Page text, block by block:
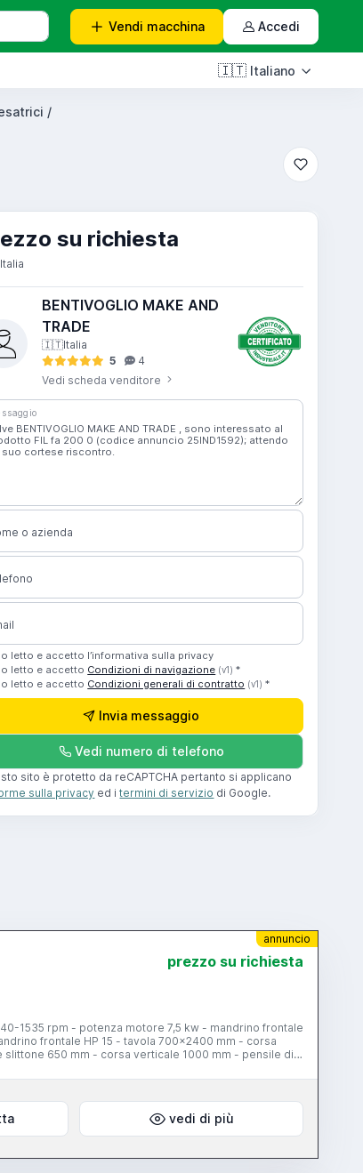
Vendi macchina Accedi
🇮🇹 Italiano
/
su richiesta
Italia
BENTIVOGLIO MAKE AND
TRADE
🇮🇹Italia
5
4
Vedi scheda venditore
o azienda
letto e accetto l’informativa sulla privacy
letto e accetto Condizioni di navigazione (v1) *
letto e accetto Condizioni generali di contratto (v1) *
Invia messaggio
Vedi numero di telefono
sito è protetto da reCAPTCHA pertanto si applicano
sulla privacy ed itermini di servizio di Google.
annuncio
prezzo su richiesta
1535 rpm - potenza motore 7,5 kw - mandrino frontale
frontale HP 15 - tavola 700x2400 mm - corsa
650 mm - corsa verticale 1000 mm - pensile di
vedi di più